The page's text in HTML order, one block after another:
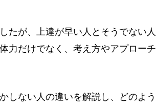
たが、上達が早い人とそうでない人
力だけでなく、考え方やアプローチ
しない人の違いを解説し、どのよう